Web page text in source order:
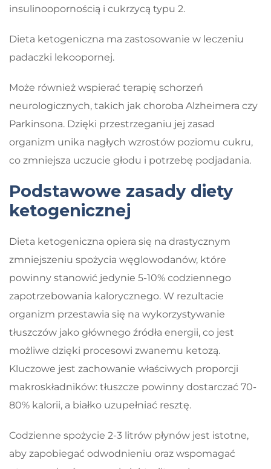
insulinoopornością i cukrzycą typu 2.
Dieta ketogeniczna ma zastosowanie w leczeniu
padaczki lekoopornej.
Może również wspierać terapię schorzeń
neurologicznych, takich jak choroba Alzheimera czy
Parkinsona. Dzięki przestrzeganiu jej zasad
organizm unika nagłych wzrostów poziomu cukru,
co zmniejsza uczucie głodu i potrzebę podjadania.
Podstawowe zasady diety
ketogenicznej
Dieta ketogeniczna opiera się na drastycznym
zmniejszeniu spożycia węglowodanów, które
powinny stanowić jedynie 5-10% codziennego
zapotrzebowania kalorycznego. W rezultacie
organizm przestawia się na wykorzystywanie
tłuszczów jako głównego źródła energii, co jest
możliwe dzięki procesowi zwanemu ketozą.
Kluczowe jest zachowanie właściwych proporcji
makroskładników: tłuszcze powinny dostarczać 70-
80% kalorii, a białko uzupełniać resztę.
Codzienne spożycie 2-3 litrów płynów jest istotne,
aby zapobiegać odwodnieniu oraz wspomagać